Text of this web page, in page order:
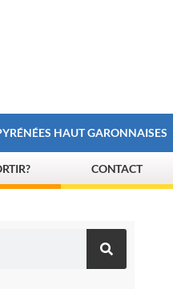
HAUT GARONNAISES
CONTACT